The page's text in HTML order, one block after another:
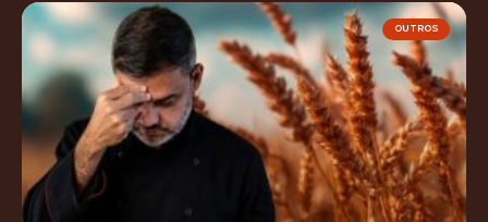
OUTROS